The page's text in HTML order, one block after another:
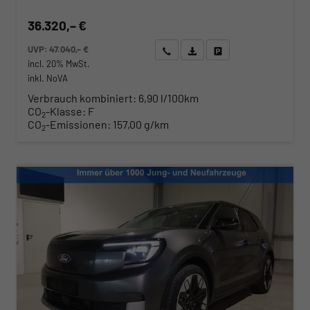
36.320,– €
UVP:47.040,– €
incl. 20% MwSt.
inkl. NoVA
Wir rufen Sie anAngebot drucken (PDF)
Verbrauch kombiniert: 6,90 l/100km
CO2-Klasse: F
CO2-Emissionen: 157,00 g/km